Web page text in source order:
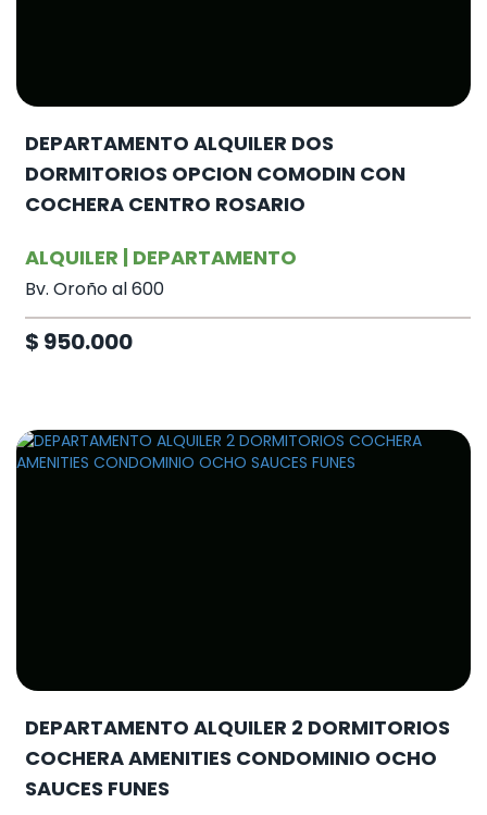
DEPARTAMENTO ALQUILER DOS
DORMITORIOS OPCION COMODIN CON
COCHERA CENTRO ROSARIO
ALQUILER | DEPARTAMENTO
Bv. Oroño al 600
$ 950.000
DEPARTAMENTO ALQUILER 2 DORMITORIOS
COCHERA AMENITIES CONDOMINIO OCHO
SAUCES FUNES